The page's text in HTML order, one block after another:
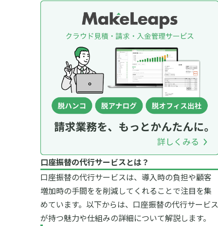
口座振替の代行サービスとは？
口座振替の代行サービスは、導入時の負担や顧客
増加時の手間をを削減してくれることで注目を集
めています。以下からは、口座振替の代行サービス
が持つ魅力や仕組みの詳細について解説します。